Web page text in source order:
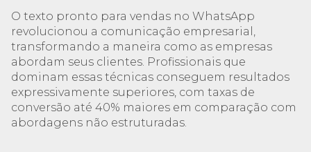
O texto pronto para vendas no WhatsApp
revolucionou a comunicação empresarial,
transformando a maneira como as empresas
abordam seus clientes. Profissionais que
dominam essas técnicas conseguem resultados
expressivamente superiores, com taxas de
conversão até 40% maiores em comparação com
abordagens não estruturadas.